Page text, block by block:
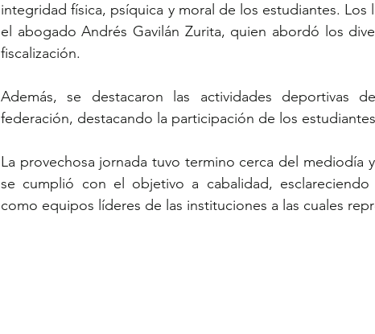
integridad física, psíquica y moral de los estudiantes.
el abogado Andrés Gavilán Zurita, quien abordó los
fiscalización.
Además, se destacaron las actividades deportivas
federación, destacando la participación de los
La provechosa jornada tuvo termino cerca del mediodía
se cumplió con el objetivo a cabalidad,
como equipos líderes de las instituciones a las cuales